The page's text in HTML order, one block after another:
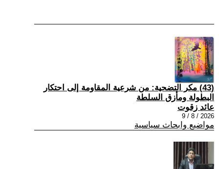
(43) مكر التضحية: من شرعية المقاومة إلى احتكار
البطولة ومأزق السلطة
عائد زقوت
2026 / 8 / 9
مواضيع وابحاث سياسية